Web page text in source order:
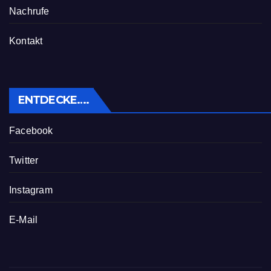
Nachrufe
Kontakt
ENTDECKE….
Facebook
Twitter
Instagram
E-Mail